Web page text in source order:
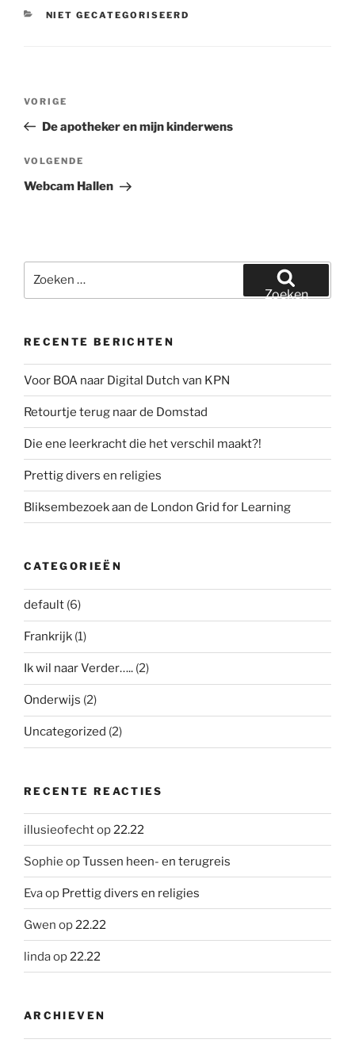
CATEGORIEËN
NIET GECATEGORISEERD
Bericht
Vorig
bericht
VORIGE
De apotheker en mijn kinderwens
Volgend
bericht
VOLGENDE
Webcam Hallen
naar:
Zoeken
RECENTE BERICHTEN
Voor BOA naar Digital Dutch van KPN
Retourtje terug naar de Domstad
Die ene leerkracht die het verschil maakt?!
Prettig divers en religies
Bliksembezoek aan de London Grid for Learning
CATEGORIEËN
default (6)
Frankrijk (1)
Ik wil naar Verder….. (2)
Onderwijs (2)
Uncategorized (2)
RECENTE REACTIES
illusieofechtop22.22
Sophie opTussen heen- en terugreis
Evaop Prettig divers en religies
Gwen op22.22
lindaop22.22
ARCHIEVEN